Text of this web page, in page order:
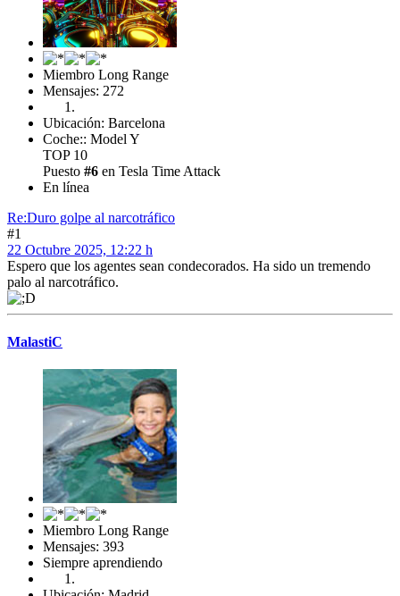
Miembro Long Range
Mensajes: 272
Ubicación: Barcelona
Coche:: Model Y
TOP 10
Puesto #6 en Tesla Time Attack
En línea
Re:Duro golpe al narcotráfico
#1
22 Octubre 2025, 12:22 h
Espero que los agentes sean condecorados. Ha sido un tremendo
palo al narcotráfico.
MalastiC
Miembro Long Range
Mensajes: 393
Siempre aprendiendo